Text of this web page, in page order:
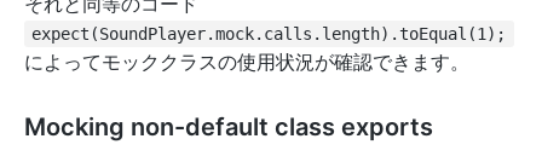
expect(SoundPlayer.mock.calls.length).toEqual(1);
によってモッククラスの使用状況が確認できます。
Mocking non-default class exports